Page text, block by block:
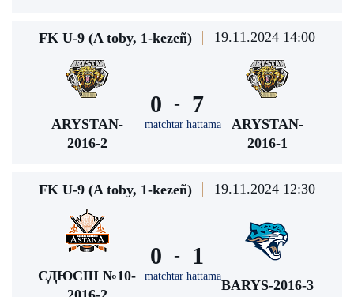
FK U-9 (A toby, 1-kezeñ) 19.11.2024 14:00
ARYSTAN-
2016-2
0 -
matchtar hattama
7
ARYSTAN-
2016-1
FK U-9 (A toby, 1-kezeñ) 19.11.2024 12:30
СДЮСШ №10-
0 -
matchtar hattama
1
BARYS-2016-3